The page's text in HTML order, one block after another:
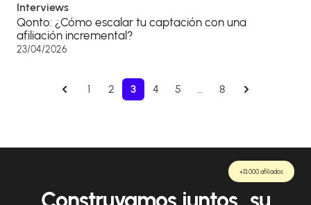
Interviews
Qonto: ¿Cómo escalar tu captación con una
afiliación incremental?
23/04/2026
1 2 3 4 5 … 8
+13.000 afiliados